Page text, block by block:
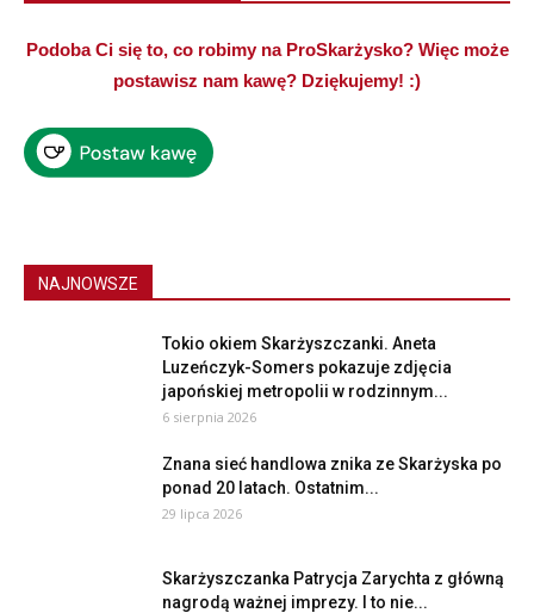
Podoba Ci się to, co robimy na ProSkarżysko? Więc może
postawisz nam kawę? Dziękujemy! :)
NAJNOWSZE
Tokio okiem Skarżyszczanki. Aneta
Luzeńczyk-Somers pokazuje zdjęcia
japońskiej metropolii w rodzinnym...
6 sierpnia 2026
Znana sieć handlowa znika ze Skarżyska po
ponad 20 latach. Ostatnim...
29 lipca 2026
Skarżyszczanka Patrycja Zarychta z główną
nagrodą ważnej imprezy. I to nie...